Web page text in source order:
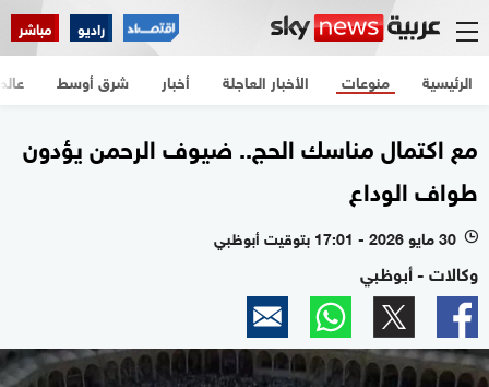
راديو مباشر
الرئيسية الأخبار العاجلة أخبار شرق أوسط منوعات
مع اكتمال مناسك الحج.. ضيوف الرحمن يؤدون
طواف الوداع
l 30 مايو 2026 - 17:01 بتوقيت أبوظبي
وكالات - أبوظبي